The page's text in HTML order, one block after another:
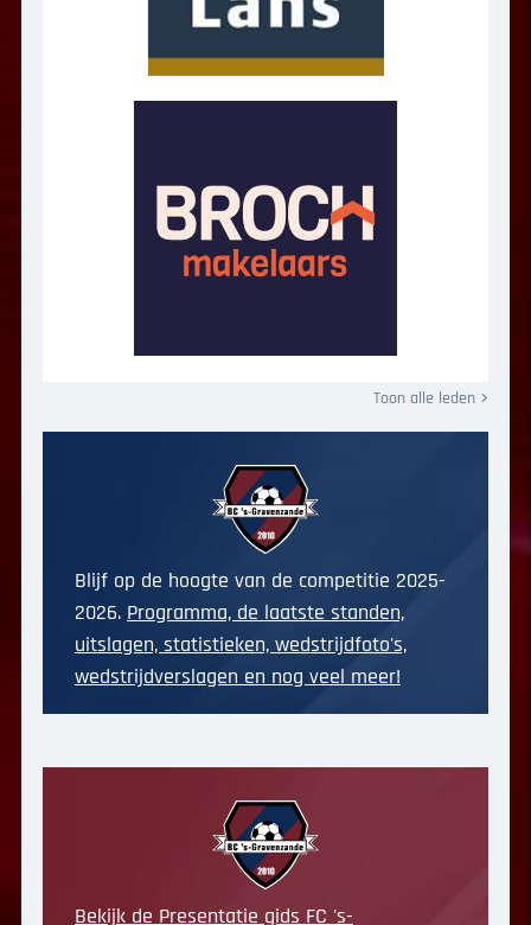
Toon alle leden
Blijf op de hoogte van de competitie 2025-
2026. Programma, de laatste standen,
uitslagen, statistieken, wedstrijdfoto's,
wedstrijdverslagen en nog veel meer!
Bekijk de Presentatie gids FC 's-